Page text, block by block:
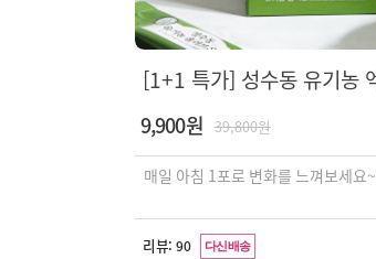
9,900원 39,800원
매일 아침 1포로 변화를 느껴보세요~
리뷰: 90 다신배송